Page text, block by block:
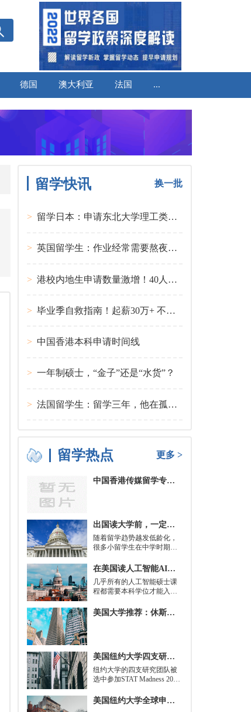
德国 澳大利亚 法国 ...
留学快讯 换一批
> 留学日本：申请东北大学理工类硕士课程大多要求先获得教授内诺
> 英国留学生：作业经常需要熬夜完成
> 港校内地生申请数量激增！40人抢1学位？
> 毕业季自救指南！起薪30万+ 不愧是00后都偏爱的留学国家TOP1
> 中国香港本科申请时间线
> 一年制硕士，“金子”还是“水货”？
> 法国留学生：留学三年，他在孤独中找到内心的力量
留学热点 更多 >
中国香港传媒留学专业分类及申请要求
出国读大学前，一定要培养的基本生活技能有哪些？
随着留学趋势越发低龄化，
很多小留学生在中学时期就
其实都是为了大学生活做准
在美国读人工智能AI硕士入学条件及大学推荐
几乎所有的人工智能硕士课
程都需要本科学位才能入
需要特定领域的本科学位。
下，你只需要一个理论基础
就可以开始就读这类项目：
即先参加几门先修课程，通
常包括程序语言，如
Python、微积分和计算机科
学相关课程。
美国大学推荐：休斯顿的大学
美国纽约大学四支研究团队被选中参加STAT Madness 2022竞赛
​纽约大学的四支研究团队被
选中参加STAT Madness 2022
三月疯狂启发的健康和科学
领域最佳创新线上锦标赛。
美国纽约大学全球申请群体规模不断扩大